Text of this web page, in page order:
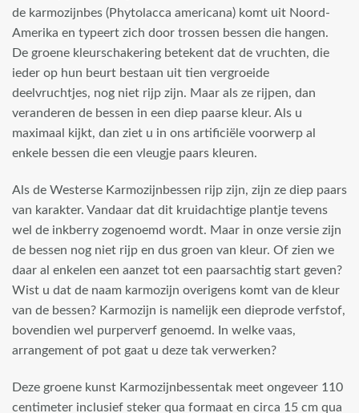
de karmozijnbes (Phytolacca americana) komt uit Noord-
Amerika en typeert zich door trossen bessen die hangen.
De groene kleurschakering betekent dat de vruchten, die
ieder op hun beurt bestaan uit tien vergroeide
deelvruchtjes, nog niet rijp zijn. Maar als ze rijpen, dan
veranderen de bessen in een diep paarse kleur. Als u
maximaal kijkt, dan ziet u in ons artificiële voorwerp al
enkele bessen die een vleugje paars kleuren.
Als de Westerse Karmozijnbessen rijp zijn, zijn ze diep paars
van karakter. Vandaar dat dit kruidachtige plantje tevens
wel de inkberry zogenoemd wordt. Maar in onze versie zijn
de bessen nog niet rijp en dus groen van kleur. Of zien we
daar al enkelen een aanzet tot een paarsachtig start geven?
Wist u dat de naam karmozijn overigens komt van de kleur
van de bessen? Karmozijn is namelijk een dieprode verfstof,
bovendien wel purperverf genoemd. In welke vaas,
arrangement of pot gaat u deze tak verwerken?
Deze groene kunst Karmozijnbessentak meet ongeveer 110
centimeter inclusief steker qua formaat en circa 15 cm qua